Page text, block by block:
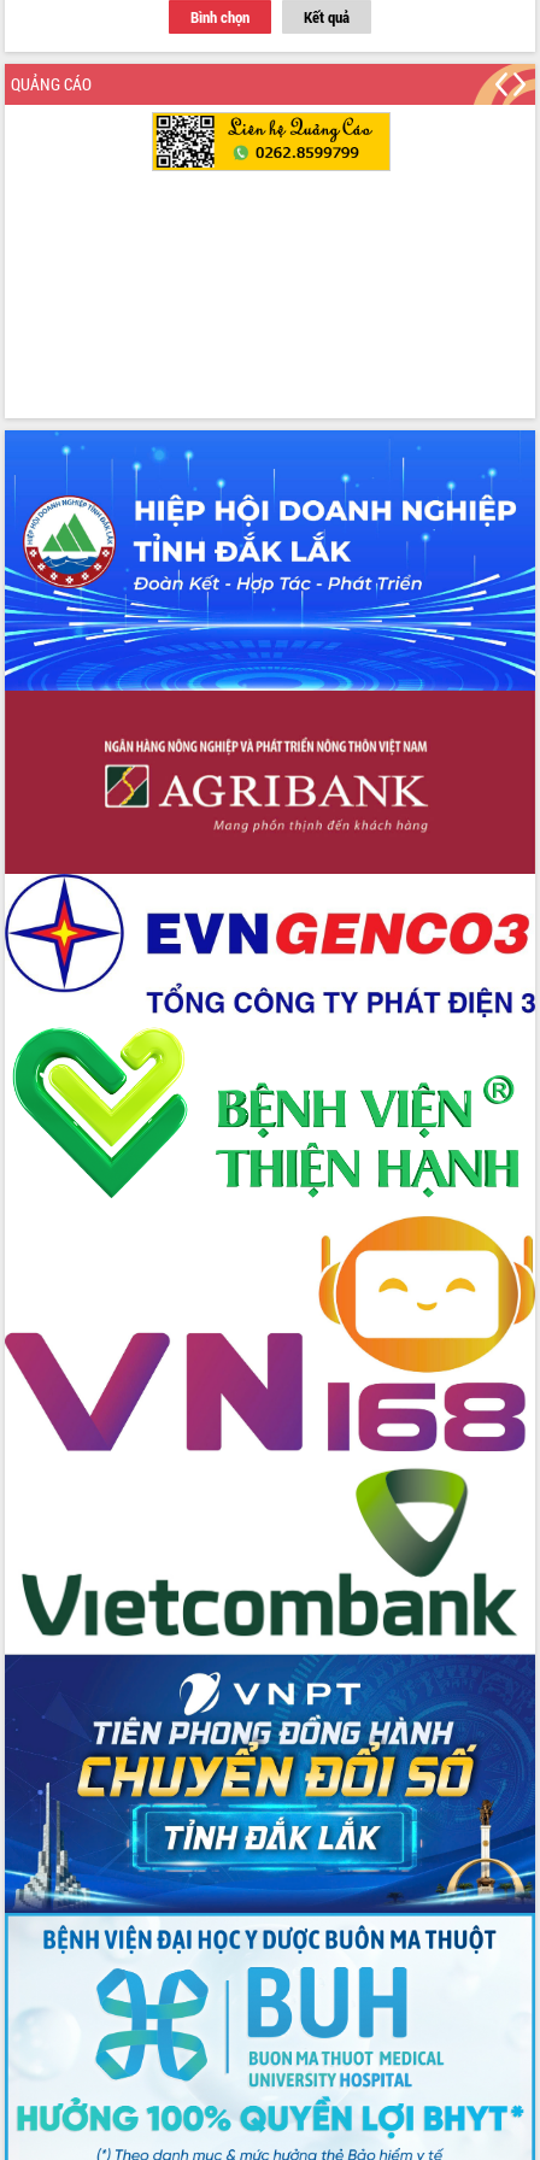
Tập huấn ứng dụng trí tuệ nhân tạo (AI)
trong thương mại điện tử năm 2026
Đoàn đại biểu Quốc hội tỉnh Đắk Lắk
trao đổi thông tin trước Kỳ họp thứ
nhất, Quốc hội khóa XVI
Quyết liệt cải cách hành chính, khơi
thông nguồn lực phát triển
Xây dựng nền hành chính số đồng
hành cùng nông dân dân, doanh nghiệp
Giai đoạn 2026-2030, Đắk Lắk phấn
đấu có 77% xã đạt chuẩn nông thôn
mới
Chuyển đổi số 'mở đường' cho nông
nghiệp Đắk Lắk tăng trưởng bứt phá
Triển khai đồng bộ đo đạc, lập hồ sơ
địa chính, hoàn thiện cơ sở dữ liệu đất
đai
Ứng dụng sinh trắc học - Bước tiến
Đắk Lắk nâng cao hiệu quả công tác
Đảng từ Sổ tay đảng viên điện tử
Đắk Lắk đẩy mạnh nuôi biển công
nghệ, hướng tới phát triển thủy sản
Tập huấn nâng cao năng lực triển khai
chuyển đổi số cho cán bộ, công chức
cấp xã
Đắk Lắk phát động hưởng ứng Ngày
Quyền của người tiêu dùng Việt Nam
Đẩy mạnh cải cách hành chính, quyết
tâm đạt được mục tiêu tăng trưởng
hai con số trong năm 2026
Tổ chức trang trọng Lễ hội Đền thờ
Lương Văn Chánh năm 2026
Phó Bí thư Tỉnh ủy Đắk Lắk Đỗ Hữu
Huy giữ chức Bí thư Đảng ủy Ủy Ban
không gian tri thức trong thời đại số
Đánh giá, rút kinh nghiệm công tác tổ
chức diễn tập trước ngày bầu cử
Chương trình “Gặp gỡ hữu nghị –
Friendship Meeting New Year 2026”
Ngày hội bầu cử đại biểu Quốc hội
khóa XVI và HĐND các cấp nhiệm kỳ
2026-2031
Đảm bảo cuộc bầu cử đại biểu Quốc
hội và đại biểu HĐND các cấp diễn ra
an toàn, hiệu quả, đúng quy định
Thủ tướng Chính phủ Phạm Minh Chính
kiểm tra, chỉ đạo hoàn thành các dự
án cao tốc và thăm khu tái định cư tại
Đắk Lắk
Sôi nổi Hội đua ngựa truyền thống Gò
Thì Thùng mừng Xuân Bính Ngọ 2026
Lãnh đạo tỉnh dâng hương tưởng niệm
tại Đập Đồng Cam đầu Xuân Bính Ngọ
Ngành nông nghiệp phấn đấu tăng
trưởng đạt 5,86% trong năm 2026
UBND tỉnh Đắk Lắk triển khai công tác
quốc phòng, quân sự địa phương năm
Đắk Lắk tập trung toàn lực khắc phục
tồn tại IUU, sẵn sàng làm việc với
Đoàn thanh tra EC
Chủ tịch UBND tỉnh Tạ Anh Tuấn thăm,
Bình chọn Kết quả
QUẢNG CÁO